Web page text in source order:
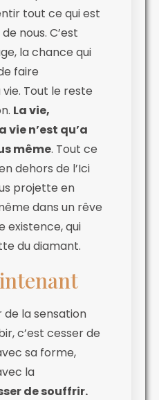
tout ce qui est
nous. C’est
la chance qui
faire
Tout le reste
La vie,
vie n’est qu’a
même. Tout ce
dehors de l’Ici
projette en
dans un rêve
existence, qui
du diamant.
de la sensation
c’est cesser de
sa forme,
la
de souffrir.